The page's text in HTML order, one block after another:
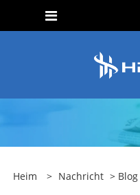
Heim > Nachricht > Blog